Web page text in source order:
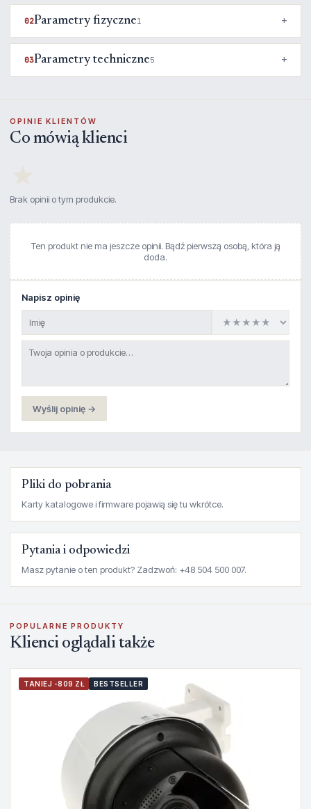
02Parametry fizyczne1
03Parametry techniczne5
OPINIE KLIENTÓW
Co mówią klienci
Brak opinii o tym produkcie.
Ten produkt nie ma jeszcze opinii. Bądź pierwszą osobą, która ją
doda.
Napisz opinię
Wyślij opinię →
Pliki do pobrania
Karty katalogowe i firmware pojawią się tu wkrótce.
Pytania i odpowiedzi
Masz pytanie o ten produkt? Zadzwoń: +48 504 500 007.
POPULARNE PRODUKTY
Klienci oglądali także
TANIEJ -809 ZŁ BESTSELLER